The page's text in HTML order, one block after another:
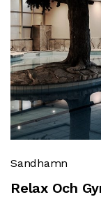
Sandhamn
Relax Och